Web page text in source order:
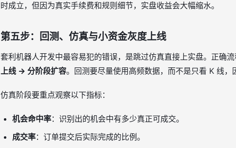
时成立，但因为真实手续费和规则细节，实盘收益会大幅缩水。
第五步：回测、仿真与小资金灰度上线
套利机器人开发中最容易犯的错误，是跳过仿真直接上实盘。正确流
上线 → 分阶段扩容。回测要尽量使用高频数据，而不是只看 K 线，
仿真阶段要重点观察以下指标：
机会命中率：识别出的机会中有多少真正可成交。
成交率：订单提交后实际完成的比例。